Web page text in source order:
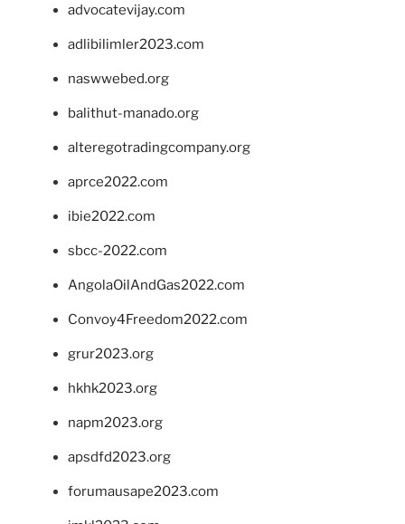
advocatevijay.com
adlibilimler2023.com
naswwebed.org
balithut-manado.org
alteregotradingcompany.org
aprce2022.com
ibie2022.com
sbcc-2022.com
AngolaOilAndGas2022.com
Convoy4Freedom2022.com
grur2023.org
hkhk2023.org
napm2023.org
apsdfd2023.org
forumausape2023.com